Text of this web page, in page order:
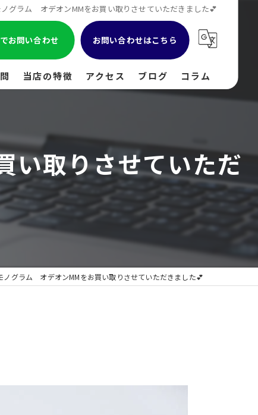
グラム オデオンMMをお買い取りさせていただきました💕
お問い合わせ お問い合わせはこちら
当店の特徴
金
ブランド
時計
出張
アクセス ブログ コラム
取りさせていただ
グラム オデオンMMをお買い取りさせていただきました💕